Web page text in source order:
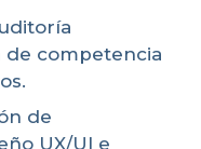
de competencia
de
UX/UI e